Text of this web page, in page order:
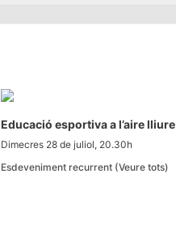
Educació esportiva a l’aire lliure
Dimecres 28 de juliol, 20.30h
Esdeveniment recurrent (Veure tots)